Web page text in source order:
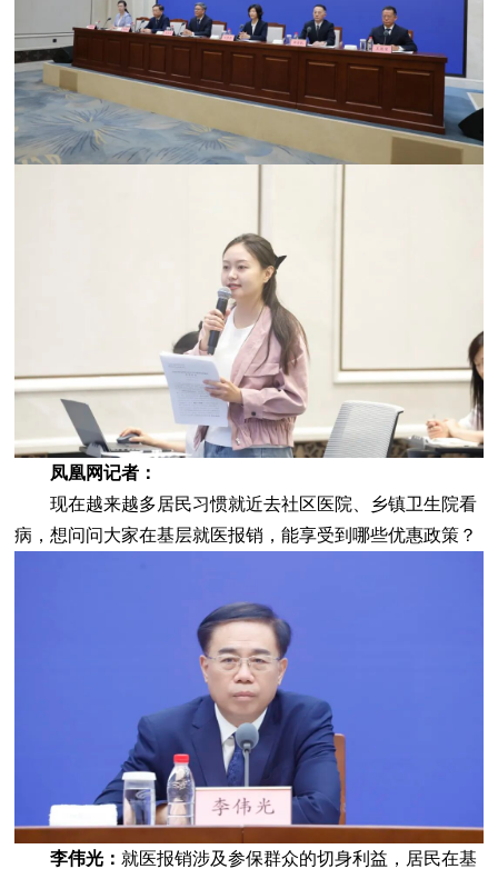
凤凰网记者：
现在越来越多居民习惯就近去社区医院、乡镇卫生院看
病，想问问大家在基层就医报销，能享受到哪些优惠政策？
李伟光： 就医报销涉及参保群众的切身利益，居民在基